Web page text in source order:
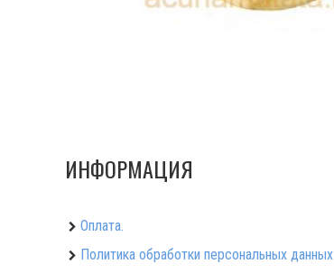
ИНФОРМАЦИЯ
Оплата.
Политика обработки персональных данных